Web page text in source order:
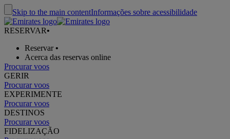
Skip to the main contentInformações sobre acessibilidade
RESERVAR•
Reservar •
Acerca das reservas online
Procurar voos
GERIR
Procurar voos
EXPERIMENTE
Procurar voos
DESTINOS
Procurar voos
FIDELIZAÇÃO